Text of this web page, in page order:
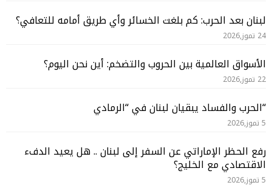
لبنان بعد الحرب: كم بلغت الخسائر وأي طريق أمامه للتعافي؟
24 تموز,2026
الأسواق العالمية بين الحروب والتضخم: أين نحن اليوم؟
22 تموز,2026
“الحرب والفساد يبقيان لبنان في “الرمادي
5 تموز,2026
رفع الحظر الإماراتي عن السفر إلى لبنان .. هل يعيد الدفء
الاقتصادي مع الخليج؟
5 تموز,2026